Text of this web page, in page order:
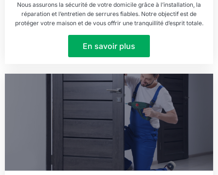
Nous assurons la sécurité de votre domicile grâce à l’installation, la
réparation et l’entretien de serrures fiables. Notre objectif est de
protéger votre maison et de vous offrir une tranquillité d’esprit totale.
En savoir plus